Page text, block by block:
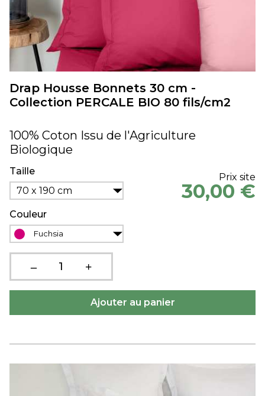
Drap Housse Bonnets 30 cm -
Collection PERCALE BIO 80 fils/cm2
100% Coton Issu de l'Agriculture
Biologique
Taille
70 x 190 cm
Couleur
Fuchsia
Prix site
30,00 €